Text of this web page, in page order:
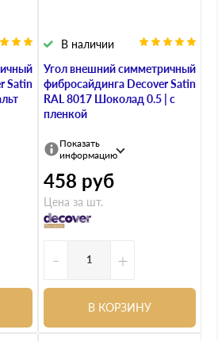
Satin
Угол внешний симметричный
фибросайдинга Decover Satin
RAL 8017 Шоколад 0.5 | с
пленкой
В наличии
Показать
информацию
458 руб
Цена за шт.
- +
В КОРЗИНУ